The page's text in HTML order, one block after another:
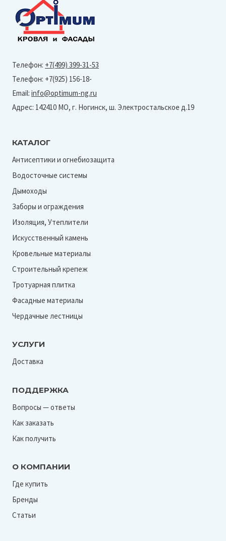
Леон
(1,09х0,460м)
Коричневый
Телефон: +7(499) 399-31-53
Телефон: +7(925) 156-18-
Email: info@optimum-ng.ru
Адрес: 142410 МО, г. Ногинск, ш. Электростальское д.19
КАТАЛОГ
Антисептики и огнебиозащита
Водосточные системы
Дымоходы
Заборы и ограждения
Изоляция, Утеплители
Искусственный камень
Кровельные материалы
Строительный крепеж
Тротуарная плитка
Фасадные материалы
Чердачные лестницы
УСЛУГИ
Доставка
ПОДДЕРЖКА
Вопросы — ответы
Как заказать
Как получить
О КОМПАНИИ
Где купить
Бренды
Статьи